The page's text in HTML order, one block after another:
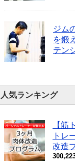
ジム
を鍛
テン
人気ランキング
【筋
トレ
改造